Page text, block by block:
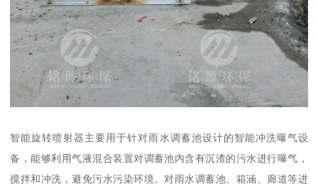
智能旋转喷射器主要用于针对雨水调蓄池设计的智能冲洗曝气设
备，能够利用气液混合装置对调蓄池内含有沉渣的污水进行曝气，
搅拌和冲洗，避免污水污染环境。对雨水调蓄池、箱涵、廊道等进